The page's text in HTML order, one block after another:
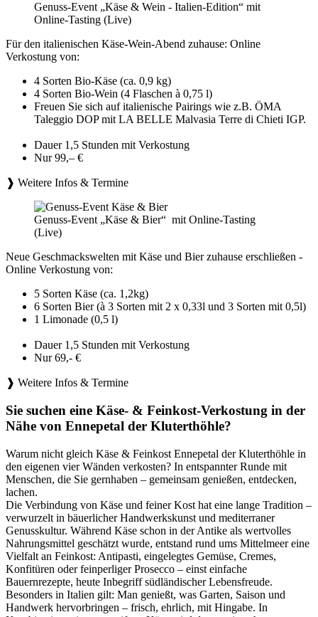
Genuss-Event „Käse & Wein - Italien-Edition“ mit
Online-Tasting (Live)
Für den italienischen Käse-Wein-Abend zuhause: Online
Verkostung von:
4 Sorten Bio-Käse (ca. 0,9 kg)
4 Sorten Bio-Wein (4 Flaschen à 0,75 l)
Freuen Sie sich auf italienische Pairings wie z.B. ÖMA
Taleggio DOP mit LA BELLE Malvasia Terre di Chieti IGP.
Dauer 1,5 Stunden mit Verkostung
Nur 99,– €
❱ Weitere Infos & Termine
Genuss-Event „Käse & Bier“ mit Online-Tasting
(Live)
Neue Geschmackswelten mit Käse und Bier zuhause erschließen -
Online Verkostung von:
5 Sorten Käse (ca. 1,2kg)
6 Sorten Bier (à 3 Sorten mit 2 x 0,33l und 3 Sorten mit 0,5l)
1 Limonade (0,5 l)
Dauer 1,5 Stunden mit Verkostung
Nur 69,- €
❱ Weitere Infos & Termine
Sie suchen eine Käse- & Feinkost-Verkostung in der
Nähe von Ennepetal der Kluterthöhle?
Warum nicht gleich Käse & Feinkost Ennepetal der Kluterthöhle in
den eigenen vier Wänden verkosten? In entspannter Runde mit
Menschen, die Sie gernhaben – gemeinsam genießen, entdecken,
lachen.
Die Verbindung von Käse und feiner Kost hat eine lange Tradition –
verwurzelt in bäuerlicher Handwerkskunst und mediterraner
Genusskultur. Während Käse schon in der Antike als wertvolles
Nahrungsmittel geschätzt wurde, entstand rund ums Mittelmeer eine
Vielfalt an Feinkost: Antipasti, eingelegtes Gemüse, Cremes,
Konfitüren oder feinperliger Prosecco – einst einfache
Bauernrezepte, heute Inbegriff südländischer Lebensfreude.
Besonders in Italien gilt: Man genießt, was Garten, Saison und
Handwerk hervorbringen – frisch, ehrlich, mit Hingabe. In